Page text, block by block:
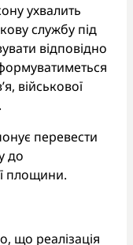
ухвалить
службу під
відповідно
військової
перевести
до
площини.
що реалізація